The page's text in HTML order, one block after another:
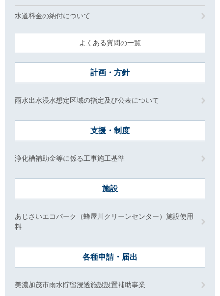
水道料金の納付について
よくある質問の一覧
計画・方針
雨水出水浸水想定区域の指定及び公表について
支援・制度
浄化槽補助金等に係る工事施工基準
施設
あじさいエコパーク（蜂屋川クリーンセンター）施設使用
料
各種申請・届出
美濃加茂市雨水貯留浸透施設設置補助事業